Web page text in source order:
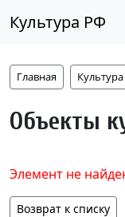
Культура РФ
Главная Культура
Объекты
Элемент не
Возврат к списку